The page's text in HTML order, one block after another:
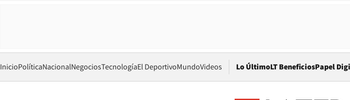
InicioPolíticaNacionalNegociosTecnologíaEl DeportivoMundoVideos Lo ÚltimoLT BeneficiosPapel